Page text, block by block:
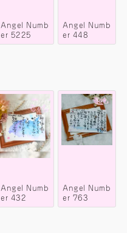
Angel Numb
er 5225
Angel Numb
er 448
Angel Numb
er 432
Angel Numb
er 763